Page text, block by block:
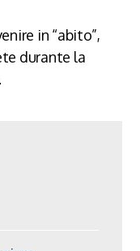
in “abito”,
durante la